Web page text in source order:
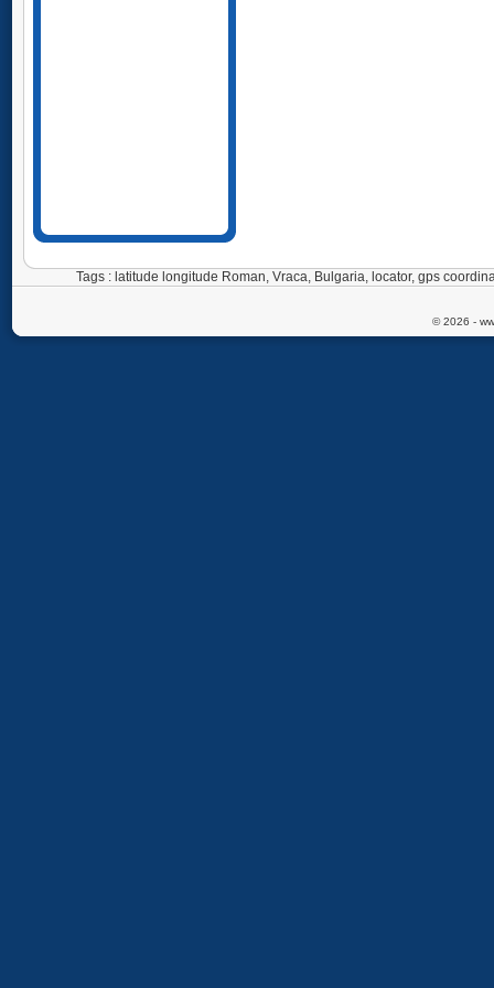
Tags : latitude longitude Roman, Vraca, Bulgaria, locator, gps
© 2026 -